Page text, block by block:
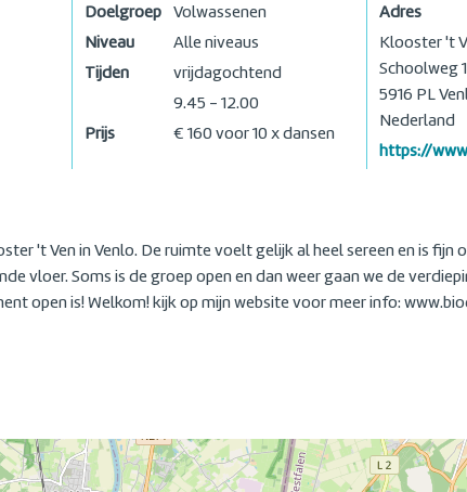
Doelgroep
Volwassenen
Niveau
Alle niveaus
Tijden
vrijdagochtend
9.45 - 12.00
Prijs
€ 160 voor 10 x dansen
Adres
Klooster 't
Schoolweg
5916 PL
Nederland
https://
't Ven in Venlo. De ruimte voelt gelijk al heel sereen en is fijn
vloer. Soms is de groep open en dan weer gaan we de
open is! Welkom! kijk op mijn website voor meer info: